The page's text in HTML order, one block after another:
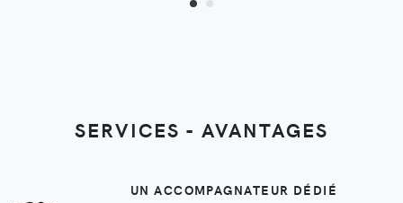
SERVICES - AVANTAGES
UN ACCOMPAGNATEUR DÉDIÉ